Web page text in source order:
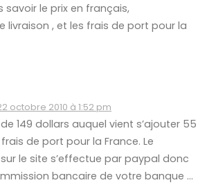
savoir le prix en français,
livraison , et les frais de port pour la
octobre 2010 à 1:52 pm
149 dollars auquel vient s’ajouter 55
de port pour la France. Le
le site s’effectue par paypal donc
bancaire de votre banque …